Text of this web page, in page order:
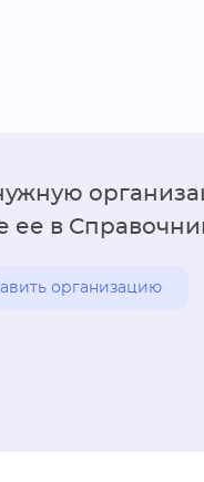
ее в
организацию